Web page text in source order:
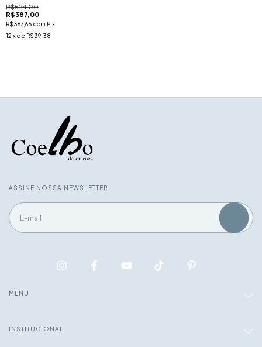
R$524,00
R$387,00
R$367,65 com Pix
12 x de R$39,38
ASSINE NOSSA NEWSLETTER
MENU
INSTITUCIONAL